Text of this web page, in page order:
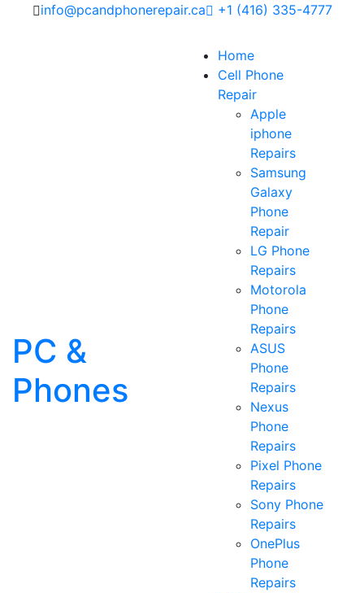
info@pcandphonerepair.ca +1 (416) 335-4777
PC &
Phones
Home
Cell Phone
Repair
Apple
iphone
Repairs
Samsung
Galaxy
Phone
Repair
LG Phone
Repairs
Motorola
Phone
Repairs
ASUS
Phone
Repairs
Nexus
Phone
Repairs
Pixel Phone
Repairs
Sony Phone
Repairs
OnePlus
Phone
Repairs